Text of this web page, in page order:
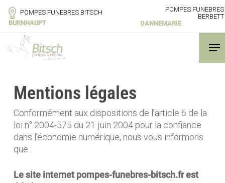
Skip
content
BURNHAUPT
POMPES FUNEBRES BITSCH
DANNEMARIE
POMPES FUNEBRES
BERBETT
Mentions légales
Conformément aux dispositions de l’article 6 de la
loi n° 2004-575 du 21 juin 2004 pour la confiance
dans l’économie numérique, nous vous informons
que :
Le site internet pompes-funebres-bitsch.fr est